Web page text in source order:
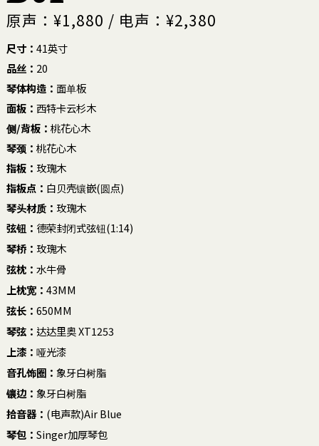
原声：¥1,880 / 电声：¥2,380
尺寸： 41英寸
品丝： 20
琴体构造： 面单板
面板： 西特卡云杉木
侧/背板： 桃花心木
琴颈： 桃花心木
指板： 玫瑰木
指板点： 白贝壳镶嵌(圆点)
琴头材质： 玫瑰木
弦钮： 德荣封闭式弦钮(1:14)
琴桥： 玫瑰木
弦枕： 水牛骨
上枕宽： 43MM
弦长： 650MM
琴弦： 达达里奥 XT1253
上漆： 哑光漆
音孔饰圈： 象牙白树脂
镶边： 象牙白树脂
拾音器： (电声款)Air Blue
琴包： Singer加厚琴包